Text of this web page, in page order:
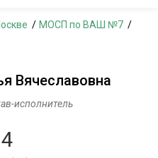
МОСП по ВАШ №7
Вячеславовна
исполнитель